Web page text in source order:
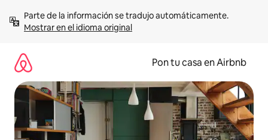
contenidoMostrar en el idioma original
Pon tu casa en Airbnb